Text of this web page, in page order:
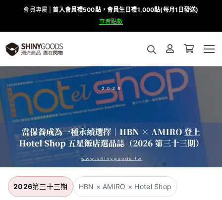
會員專屬 |首入會員禮500點，會員生日禮1,000點(每月1日發送)
查看點數
2026第三十三期 HBN × AMIRO × Hotel Shop